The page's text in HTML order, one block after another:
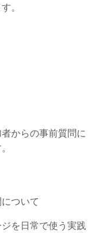
。
からの事前質問に
ついて
を日常で使う実践